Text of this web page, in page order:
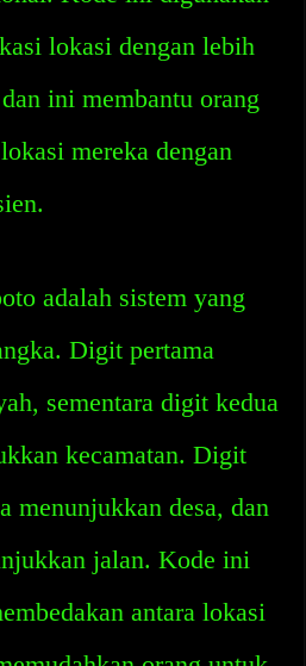
lokasi dengan lebih
ini membantu orang
mereka dengan
adalah sistem yang
Digit pertama
sementara digit kedua
kecamatan. Digit
menunjukkan desa, dan
jalan. Kode ini
antara lokasi